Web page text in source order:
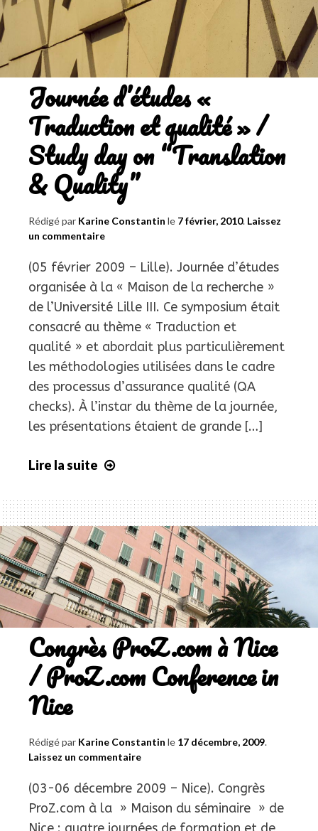
visit
Journée d’études «
Traduction et qualité » /
Study day on “Translation
& Quality”
Rédigé par Karine Constantin le 7 février, 2010. Laissez
un commentaire
(05 février 2009 – Lille). Journée d’études
organisée à la « Maison de la recherche »
de l’Université Lille III. Ce symposium était
consacré au thème « Traduction et
qualité » et abordait plus particulièrement
les méthodologies utilisées dans le cadre
des processus d’assurance qualité (QA
checks). À l’instar du thème de la journée,
les présentations étaient de grande […]
Lire la suite
«
Traduction
et
qualité
»
/
Study
day
on
“Translation
Congrès ProZ.com à Nice
/ ProZ.com Conference in
Nice
Rédigé par Karine Constantin le 17 décembre, 2009.
Laissez un commentaire
(03-06 décembre 2009 – Nice). Congrès
ProZ.com à la » Maison du séminaire » de